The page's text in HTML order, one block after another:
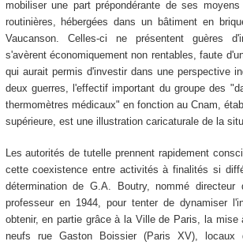
mobiliser une part prépondérante de ses
routinières, hébergées dans un bâtiment en
Vaucanson. Celles-ci ne présentent guères
s'avèrent économiquement non rentables, faute
qui aurait permis d'investir dans une perspective
deux guerres, l'effectif important du groupe des
thermomètres médicaux" en fonction au Cnam,
supérieure, est une illustration caricaturale de la
Les autorités de tutelle prennent rapidement
cette coexistence entre activités à finalités si
détermination de G.A. Boutry, nommé
professeur en 1944, pour tenter de dynamiser
obtenir, en partie grâce à la Ville de Paris, la mise
neufs rue Gaston Boissier (Paris XV), locaux